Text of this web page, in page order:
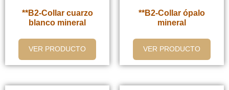
**B2-Collar cuarzo
blanco mineral
VER PRODUCTO
**B2-Collar ópalo
mineral
VER PRODUCTO